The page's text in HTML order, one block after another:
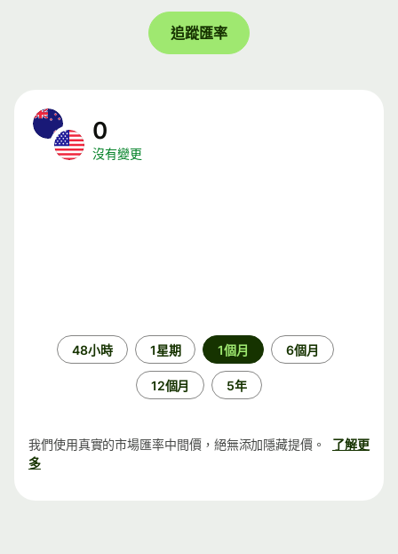
追蹤匯率
0
沒有變更
48小時 1星期 1個月 6個月
12個月 5年
我們使用真實的市場匯率中間價，絕無添加隱藏提價。
了解更
多